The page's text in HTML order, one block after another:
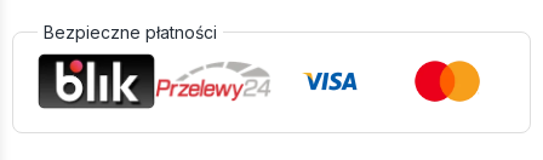
Bezpieczne płatności